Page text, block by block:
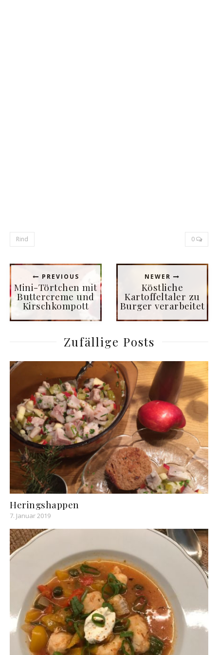
Rind 0
PREVIOUS
Mini-Törtchen mit
Buttercreme und
Kirschkompott
NEWER
Köstliche
Kartoffeltaler zu
Burger verarbeitet
Zufällige Posts
Heringshappen
7. Januar 2019